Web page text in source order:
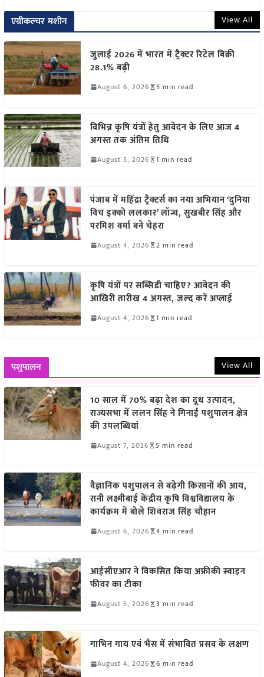
एग्रीकल्चर मशीन View All
जुलाई 2026 में भारत में ट्रैक्टर रिटेल बिक्री
28.1% बढ़ी
August 6, 2026 5 min read
विभिन्न कृषि यंत्रों हेतु आवेदन के लिए आज 4
अगस्त तक अंतिम तिथि
August 5, 2026 1 min read
पंजाब में महिंद्रा ट्रैक्टर्स का नया अभियान ‘दुनिया
विच इक्को ललकार’ लॉन्च, सुखबीर सिंह और
परमिश वर्मा बने चेहरा
August 4, 2026 2 min read
कृषि यंत्रों पर सब्सिडी चाहिए? आवेदन की
आखिरी तारीख 4 अगस्त, जल्द करें अप्लाई
August 4, 2026 1 min read
पशुपालन View All
10 साल में 70% बढ़ा देश का दूध उत्पादन,
राज्यसभा में ललन सिंह ने गिनाईं पशुपालन क्षेत्र
की उपलब्धियां
August 7, 2026 5 min read
वैज्ञानिक पशुपालन से बढ़ेगी किसानों की आय,
रानी लक्ष्मीबाई केंद्रीय कृषि विश्वविद्यालय के
कार्यक्रम में बोले शिवराज सिंह चौहान
August 6, 2026 4 min read
आईसीएआर ने विकसित किया अफ्रीकी स्वाइन
फीवर का टीका
August 5, 2026 3 min read
गाभिन गाय एवं भैंस में संभावित प्रसव के लक्षण
August 4, 2026 6 min read